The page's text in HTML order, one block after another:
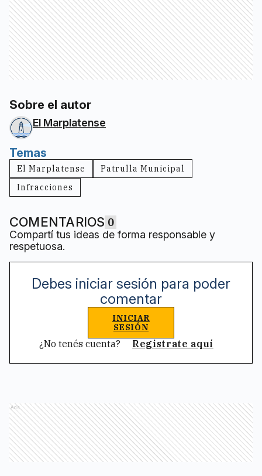
Sobre el autor
El Marplatense
Temas
El Marplatense
Patrulla Municipal
Infracciones
COMENTARIOS 0
Compartí tus ideas de forma responsable y
respetuosa.
Debes iniciar sesión para poder
comentar
INICIAR
SESIÓN
¿No tenés cuenta? Registrate aquí
Ads